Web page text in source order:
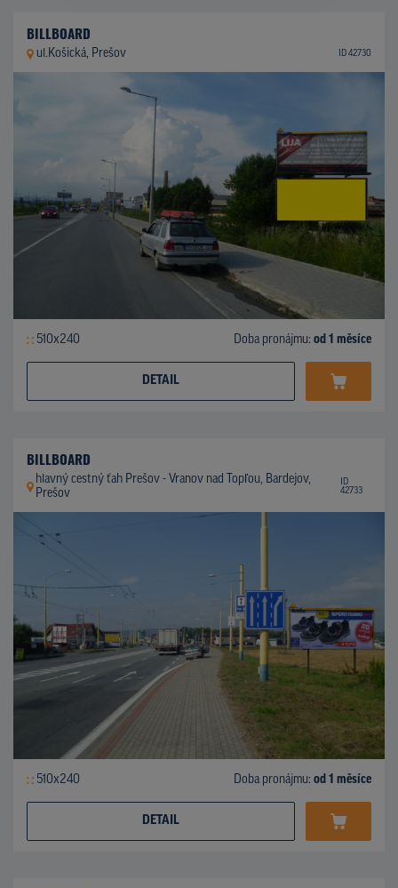
BILLBOARD
ul.Košická, Prešov ID 42730
510x240 Doba pronájmu: od 1 měsíce
DETAIL
BILLBOARD
hlavný cestný ťah Prešov - Vranov nad Topľou, Bardejov,
Prešov
ID
42733
510x240 Doba pronájmu: od 1 měsíce
DETAIL